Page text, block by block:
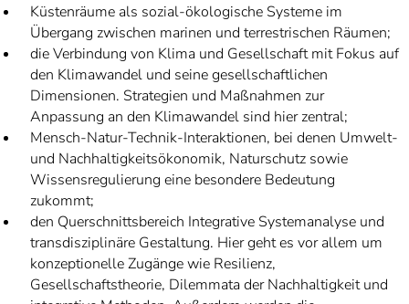
Küstenräume als sozial-ökologische Systeme im
Übergang zwischen marinen und terrestrischen Räumen;
die Verbindung von Klima und Gesellschaft mit Fokus auf
den Klimawandel und seine gesellschaftlichen
Dimensionen. Strategien und Maßnahmen zur
Anpassung an den Klimawandel sind hier zentral;
Mensch-Natur-Technik-Interaktionen, bei denen Umwelt-
und Nachhaltigkeitsökonomik, Naturschutz sowie
Wissensregulierung eine besondere Bedeutung
zukommt;
den Querschnittsbereich Integrative Systemanalyse und
transdisziplinäre Gestaltung. Hier geht es vor allem um
konzeptionelle Zugänge wie Resilienz,
Gesellschaftstheorie, Dilemmata der Nachhaltigkeit und